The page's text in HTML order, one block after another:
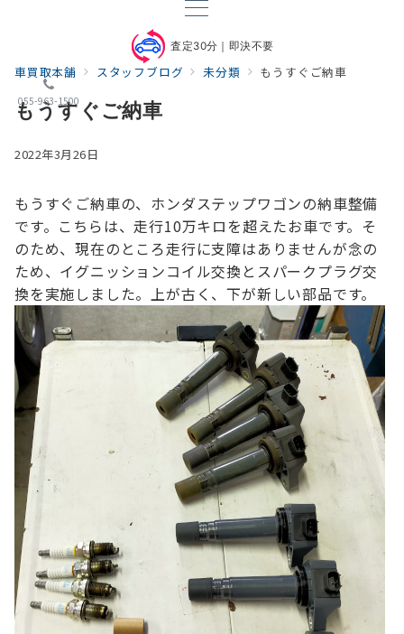
査定30分｜即決不要
055-963-1500
車買取本舗 スタッフブログ 未分類 もうすぐご納車
もうすぐご納車
2022年3月26日
もうすぐご納車の、ホンダステップワゴンの納車整備
です。 こちらは、走行10万キロを超えたお車です。 そ
のため、現在のところ走行に支障はありませんが念の
ため、イグニッションコイル交換とスパークプラグ交
換を実施しました。上が古く、下が新しい部品です。